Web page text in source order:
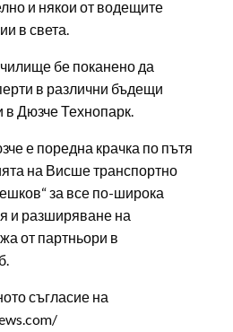
и някои от водещите
в света.
бе поканено да
в различни бъдещи
в Дюзче Технопарк.
е поредна крачка по пътя
на Висше транспортно
за все по-широка
и разширяване на
от партньори в
съгласие на